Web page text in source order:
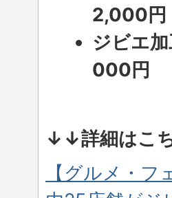
2,000円
ジビエ
000円
↓↓詳細はこ
【グルメ・